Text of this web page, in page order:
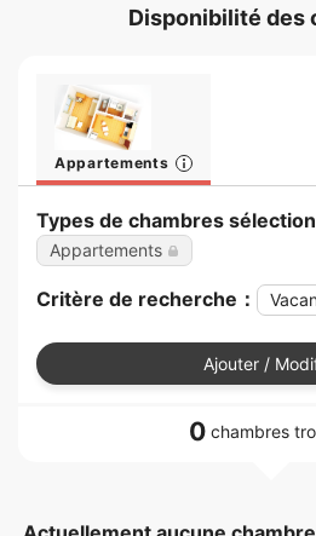
Disponibilité des
Appartements
Types de chambres
Appartements
Critère de recherche：
Ajouter /
0 chambres